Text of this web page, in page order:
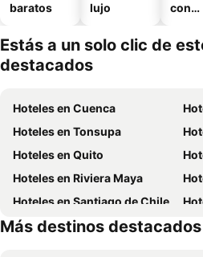
baratos
lujo
con
Estás a un solo clic de
destacados
Hoteles en Cuenca
Hoteles en Tonsupa
Hoteles en Quito
Hoteles en Riviera Maya
Hoteles en Santiago de Chile
Hoteles en México
Más destinos destacados